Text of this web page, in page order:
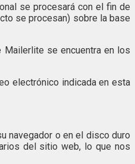
se procesará con el fin de
se procesan) sobre la base
se encuentra en los
electrónico indicada en esta
navegador o en el disco duro
del sitio web, lo que nos